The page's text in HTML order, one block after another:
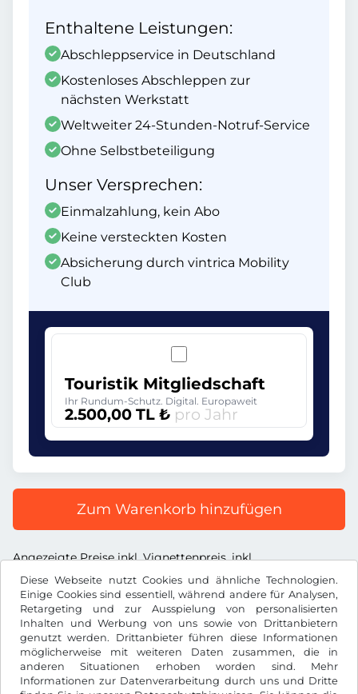
Diese Webseite nutzt Cookies und ähnliche Technologien.
Einige Cookies sind essentiell, während andere für Analysen,
Retargeting und zur Ausspielung von personalisierten
Inhalten und Werbung von uns sowie von Drittanbietern
genutzt werden. Drittanbieter führen diese Informationen
möglicherweise mit weiteren Daten zusammen, die in
anderen Situationen erhoben worden sind. Mehr
Informationen zur Datenverarbeitung durch uns und Dritte
Enthaltene Leistungen:
Abschleppservice in Deutschland
Kostenloses Abschleppen zur
nächsten Werkstatt
Weltweiter 24-Stunden-Notruf-Service
Ohne Selbstbeteiligung
Unser Versprechen:
Einmalzahlung, kein Abo
Keine versteckten Kosten
Absicherung durch vintrica Mobility
Club
Touristik Mitgliedschaft
Ihr Rundum-Schutz. Digital. Europaweit
2.500,00 TL ₺ pro Jahr
Zum Warenkorb hinzufügen
Angezeigte Preise inkl. Vignettenpreis, inkl.
Dienstleistungsentgelt und inkl. der gesetzl. MwSt.
TL ₺TRY